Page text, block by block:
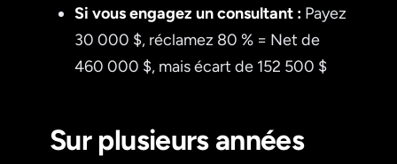
Si vous engagez un consultant : Payez
30 000 $, réclamez 80 % = Net de
460 000 $, mais écart de 152 500 $
Sur plusieurs années